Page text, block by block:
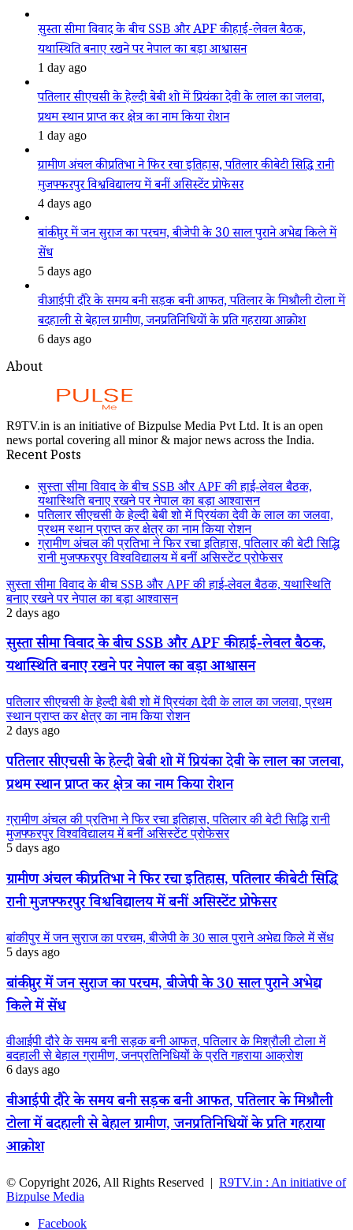
सुस्ता सीमा विवाद के बीच SSB और APF की हाई-लेवल बैठक,
यथास्थिति बनाए रखने पर नेपाल का बड़ा आश्वासन
1 day ago
पतिलार सीएचसी के हेल्दी बेबी शो में प्रियंका देवी के लाल का जलवा,
प्रथम स्थान प्राप्त कर क्षेत्र का नाम किया रोशन
1 day ago
ग्रामीण अंचल की प्रतिभा ने फिर रचा इतिहास, पतिलार की बेटी सिद्धि रानी
मुजफ्फरपुर विश्वविद्यालय में बनीं असिस्टेंट प्रोफेसर
4 days ago
बांकीपुर में जन सुराज का परचम, बीजेपी के 30 साल पुराने अभेद्य किले में
सेंध
5 days ago
वीआईपी दौरे के समय बनी सड़क बनी आफत, पतिलार के मिश्रौली टोला में
बदहाली से बेहाल ग्रामीण, जनप्रतिनिधियों के प्रति गहराया आक्रोश
6 days ago
About
R9TV.in is an initiative of Bizpulse Media Pvt Ltd. It is an open
news portal covering all minor & major news across the India.
Recent Posts
सुस्ता सीमा विवाद के बीच SSB और APF की हाई-लेवल बैठक,
यथास्थिति बनाए रखने पर नेपाल का बड़ा आश्वासन
पतिलार सीएचसी के हेल्दी बेबी शो में प्रियंका देवी के लाल का जलवा,
प्रथम स्थान प्राप्त कर क्षेत्र का नाम किया रोशन
ग्रामीण अंचल की प्रतिभा ने फिर रचा इतिहास, पतिलार की बेटी सिद्धि
रानी मुजफ्फरपुर विश्वविद्यालय में बनीं असिस्टेंट प्रोफेसर
सुस्ता सीमा विवाद के बीच SSB और APF की हाई-लेवल बैठक, यथास्थिति
बनाए रखने पर नेपाल का बड़ा आश्वासन
2 days ago
सुस्ता सीमा विवाद के बीच SSB और APF की हाई-लेवल बैठक,
यथास्थिति बनाए रखने पर नेपाल का बड़ा आश्वासन
पतिलार सीएचसी के हेल्दी बेबी शो में प्रियंका देवी के लाल का जलवा, प्रथम
स्थान प्राप्त कर क्षेत्र का नाम किया रोशन
2 days ago
पतिलार सीएचसी के हेल्दी बेबी शो में प्रियंका देवी के लाल का जलवा,
प्रथम स्थान प्राप्त कर क्षेत्र का नाम किया रोशन
ग्रामीण अंचल की प्रतिभा ने फिर रचा इतिहास, पतिलार की बेटी सिद्धि रानी
मुजफ्फरपुर विश्वविद्यालय में बनीं असिस्टेंट प्रोफेसर
5 days ago
ग्रामीण अंचल की प्रतिभा ने फिर रचा इतिहास, पतिलार की बेटी सिद्धि
रानी मुजफ्फरपुर विश्वविद्यालय में बनीं असिस्टेंट प्रोफेसर
बांकीपुर में जन सुराज का परचम, बीजेपी के 30 साल पुराने अभेद्य किले में सेंध
5 days ago
बांकीपुर में जन सुराज का परचम, बीजेपी के 30 साल पुराने अभेद्य
किले में सेंध
वीआईपी दौरे के समय बनी सड़क बनी आफत, पतिलार के मिश्रौली टोला में
बदहाली से बेहाल ग्रामीण, जनप्रतिनिधियों के प्रति गहराया आक्रोश
6 days ago
वीआईपी दौरे के समय बनी सड़क बनी आफत, पतिलार के मिश्रौली
टोला में बदहाली से बेहाल ग्रामीण, जनप्रतिनिधियों के प्रति गहराया
आक्रोश
© Copyright 2026, All Rights Reserved | R9TV.in : An initiative of
Bizpulse Media
Facebook